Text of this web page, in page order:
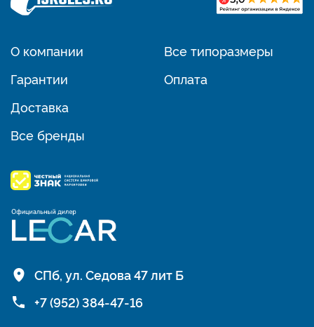
О компании
Гарантии
Доставка
Все бренды
Все типоразмеры
Оплата
СПб, ул. Седова 47 лит Б
+7 (952) 384-47-16